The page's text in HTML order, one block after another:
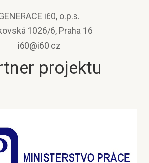
i60, o.p.s.
1026/6, Praha 16
i60@i60.cz
projektu